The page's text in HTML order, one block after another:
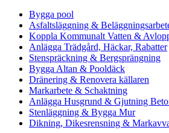
Bygga pool
Asfaltsläggning &
Koppla Kommunalt Vatten &
Anlägga Trädgård, Häckar, Rabatter
Stenspräckning & Bergsprängning
Bygga Altan & Pooldäck
Dränering & Renovera källaren
Markarbete & Schaktning
Anlägga Husgrund & Gjutning
Stenläggning & Bygga Mur
Dikning, Dikesrensning &